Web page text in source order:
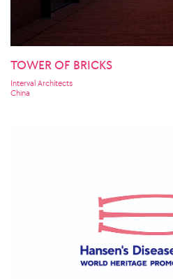
TOWER OF BRICKS
Interval Architects
China